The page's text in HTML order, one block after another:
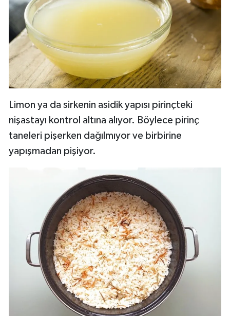
Limon ya da sirkenin asidik yapısı pirinçteki
nişastayı kontrol altına alıyor. Böylece pirinç
taneleri pişerken dağılmıyor ve birbirine
yapışmadan pişiyor.